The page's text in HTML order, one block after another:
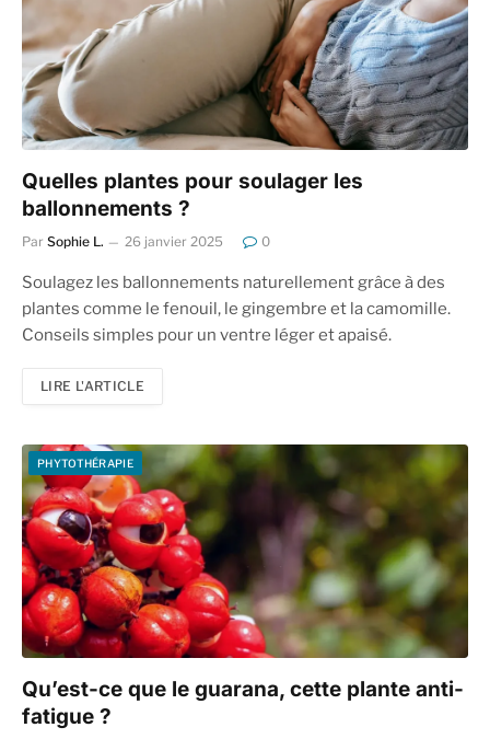
Quelles plantes pour soulager les
ballonnements ?
Par Sophie L. 26 janvier 2025 0
Soulagez les ballonnements naturellement grâce à des
plantes comme le fenouil, le gingembre et la camomille.
Conseils simples pour un ventre léger et apaisé.
LIRE L'ARTICLE
PHYTOTHÉRAPIE
Qu’est-ce que le guarana, cette plante anti-
fatigue ?